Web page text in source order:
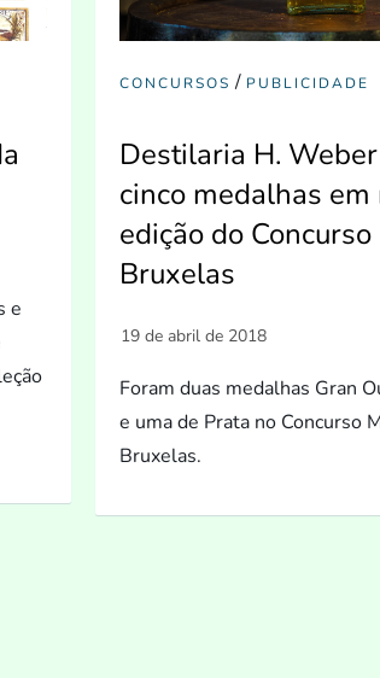
e
CONCURSOS / PUBLICIDADE
Destilaria H.
cinco medalhas em
edição do
Bruxelas
Foram duas medalhas Gran
e uma de Prata no Concurso
Bruxelas.